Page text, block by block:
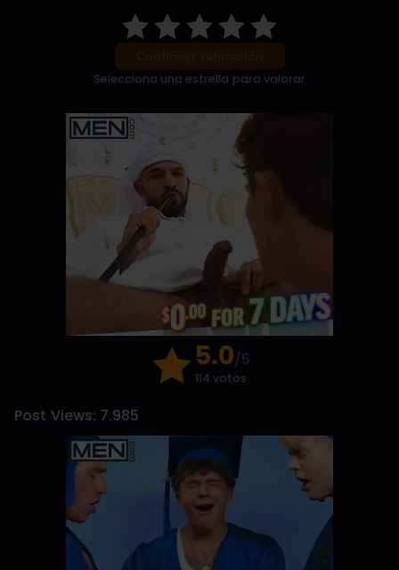
Selecciona una estrella para valorar
5.0/5
114 votos
Post Views: 7.985